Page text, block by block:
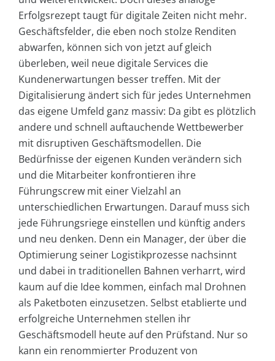
Erfolgsrezept taugt für digitale Zeiten nicht mehr.
Geschäftsfelder, die eben noch stolze Renditen
abwarfen, können sich von jetzt auf gleich
überleben, weil neue digitale Services die
Kundenerwartungen besser treffen. Mit der
Digitalisierung ändert sich für jedes Unternehmen
das eigene Umfeld ganz massiv: Da gibt es plötzlich
andere und schnell auftauchende Wettbewerber
mit disruptiven Geschäftsmodellen. Die
Bedürfnisse der eigenen Kunden verändern sich
und die Mitarbeiter konfrontieren ihre
Führungscrew mit einer Vielzahl an
unterschiedlichen Erwartungen. Darauf muss sich
jede Führungsriege einstellen und künftig anders
und neu denken. Denn ein Manager, der über die
Optimierung seiner Logistikprozesse nachsinnt
und dabei in traditionellen Bahnen verharrt, wird
kaum auf die Idee kommen, einfach mal Drohnen
als Paketboten einzusetzen. Selbst etablierte und
erfolgreiche Unternehmen stellen ihr
Geschäftsmodell heute auf den Prüfstand. Nur so
kann ein renommierter Produzent von